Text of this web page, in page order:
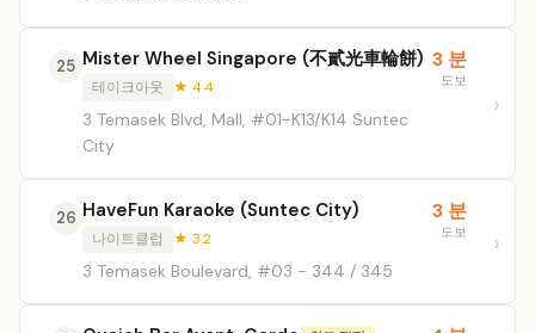
25 Mister Wheel Singapore (不貳光車輪餅)
테이크아웃 ★ 4.4
3 Temasek Blvd, Mall, #01-K13/K14 Suntec
City
3 분
도보
26 HaveFun Karaoke (Suntec City)
나이트클럽 ★ 3.2
3 Temasek Boulevard, #03 - 344 / 345
3 분
도보